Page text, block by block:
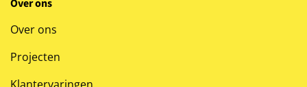
Over ons
Over ons
Projecten